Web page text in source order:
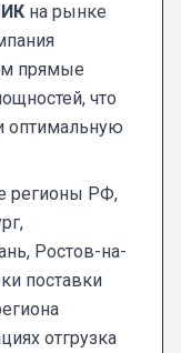
на рынке
прямые
что
оптимальную
регионы РФ,
Ростов-на-
поставки
отгрузка